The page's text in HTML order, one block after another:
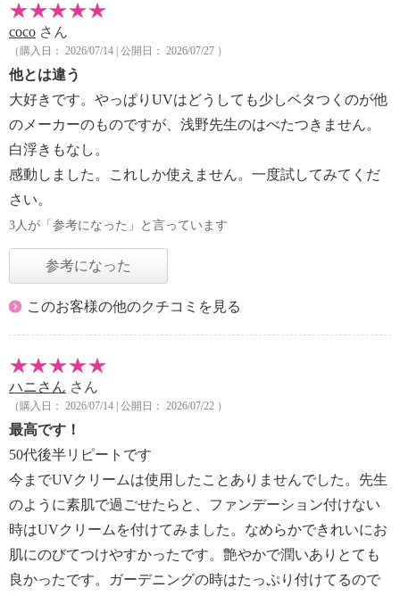
coco さん
（購入日： 2026/07/14 | 公開日： 2026/07/27 ）
他とは違う
大好きです。やっぱりUVはどうしても少しベタつくのが他
のメーカーのものですが、浅野先生のはべたつきません。
白浮きもなし。
感動しました。これしか使えません。一度試してみてくだ
さい。
3人が「参考になった」と言っています
参考になった
このお客様の他のクチコミを見る
ハニさん さん
（購入日： 2026/07/14 | 公開日： 2026/07/22 ）
最高です！
50代後半リピートです
今までUVクリームは使用したことありませんでした。先生
のように素肌で過ごせたらと、ファンデーション付けない
時はUVクリームを付けてみました。なめらかできれいにお
肌にのびてつけやすかったです。艶やかで潤いありとても
良かったです。ガーデニングの時はたっぷり付けてるので